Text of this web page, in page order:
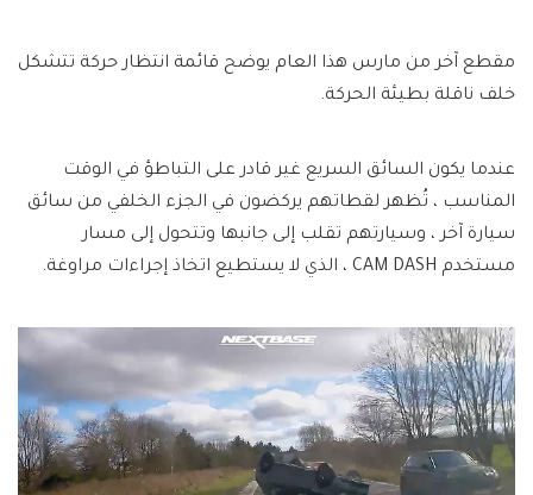
مقطع آخر من مارس هذا العام يوضح قائمة انتظار حركة تتشكل
خلف ناقلة بطيئة الحركة.
عندما يكون السائق السريع غير قادر على التباطؤ في الوقت
المناسب ، تُظهر لقطاتهم يركضون في الجزء الخلفي من سائق
سيارة آخر ، وسيارتهم تقلب إلى جانبها وتتحول إلى مسار
مستخدم CAM DASH ، الذي لا يستطيع اتخاذ إجراءات مراوغة.